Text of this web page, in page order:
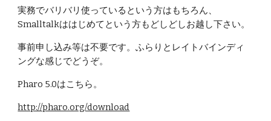
実務でバリバリ使っているという方はもちろん、
Smalltalkははじめてという方もどしどしお越し下さい。
事前申し込み等は不要です。ふらりとレイトバインディ
ングな感じでどうぞ。
Pharo 5.0はこちら。
http://pharo.org/download